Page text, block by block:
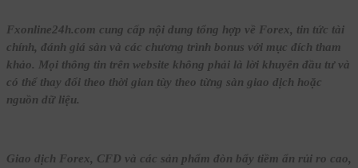
Fxonline24h.com cung cấp nội dung tổng hợp về Forex, tin tức tài
chính, đánh giá sàn và các chương trình bonus với mục đích tham
khảo. Mọi thông tin trên website không phải là lời khuyên đầu tư và
có thể thay đổi theo thời gian tùy theo từng sàn giao dịch hoặc
nguồn dữ liệu.
Giao dịch Forex, CFD và các sản phẩm đòn bẩy tiềm ẩn rủi ro cao,